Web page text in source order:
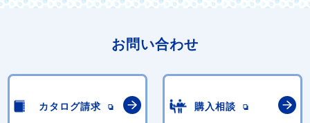
お問い合わせ
カタログ請求 購入相談